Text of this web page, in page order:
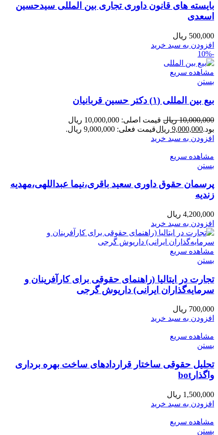
بایسته های قانون داوری تجاری بین المللی سیدحسین
اسعدی
500,000 ریال
افزودن به سبد خرید
-10%
مشاهده سریع
بستن
بیع بین المللی (۱) دکتر حسین قربانیان
10,000,000 ریال
قیمت اصلی: 10,000,000 ریال
بود.9,000,000 ریالقیمت فعلی: 9,000,000 ریال.
افزودن به سبد خرید
مشاهده سریع
بستن
پرسمان حقوق داوری سعید باقری،نیما عبداللهی،مهدیه
زندیه
4,200,000 ریال
افزودن به سبد خرید
مشاهده سریع
بستن
تجارت در ایتالیا (راهنمای حقوقی برای کارآفرینان و
سرمایه‌گذاران ایرانی) داریوش گرجی
700,000 ریال
افزودن به سبد خرید
مشاهده سریع
بستن
تحلیل حقوقی ساختار قراردادهای ساخت بهره برداری
واگذارbot
1,500,000 ریال
افزودن به سبد خرید
مشاهده سریع
بستن